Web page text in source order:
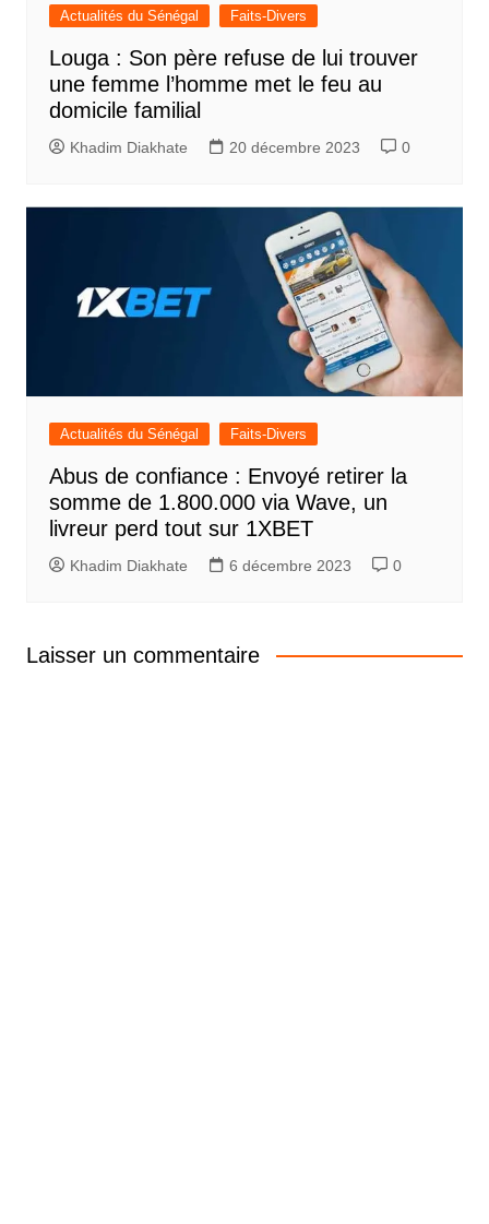
Actualités du Sénégal Faits-Divers
Louga : Son père refuse de lui trouver
une femme l’homme met le feu au
domicile familial
Khadim Diakhate 20 décembre 2023 0
Actualités du Sénégal Faits-Divers
Abus de confiance : Envoyé retirer la
somme de 1.800.000 via Wave, un
livreur perd tout sur 1XBET
Khadim Diakhate 6 décembre 2023 0
Laisser un commentaire